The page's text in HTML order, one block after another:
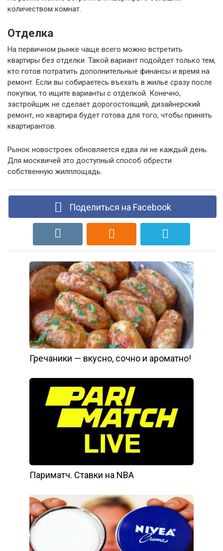
количеством комнат.
Отделка
На первичном рынке чаще всего можно встретить
квартиры без отделки. Такой вариант подойдет только тем,
кто готов потратить дополнительные финансы и время на
ремонт. Если вы собираетесь въехать в жилье сразу после
покупки, то ищите варианты с отделкой. Конечно,
застройщик не сделает дорогостоящий, дизайнерский
ремонт, но квартира будет готова для того, чтобы принять
квартирантов.
Рынок новостроек обновляется едва ли не каждый день.
Для москвичей это доступный способ обрести
собственную жилплощадь.
Поделиться на Facebook
Гречаники — вкусно, сочно и ароматно!
Париматч. Ставки на NBA